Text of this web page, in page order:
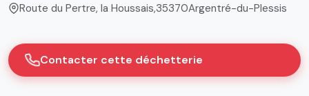
Route du Pertre, la Houssais,35370Argentré-du-Plessis
Contacter cette déchetterie